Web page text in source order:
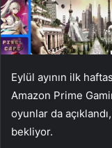
Eylül ayının ilk
Amazon Prime
oyunlar da
bekliyor.